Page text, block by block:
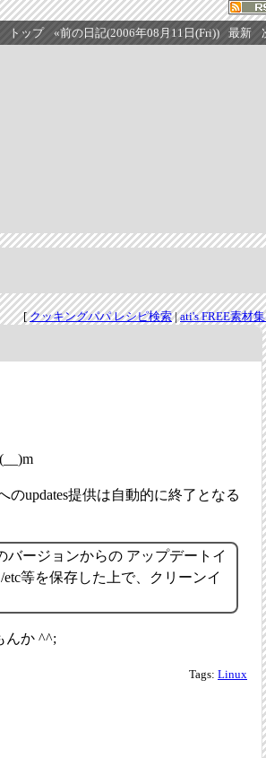
トップ «前の日記(2006年08月11日(Fri)) 最新
[クッキングパパ レシピ検索|ati's FREE素材
のupdates提供は自動的に終了となる
バージョンからの アップデートイ
等を保存した上で、クリーンイ
んか ^^;
Tags: Linux